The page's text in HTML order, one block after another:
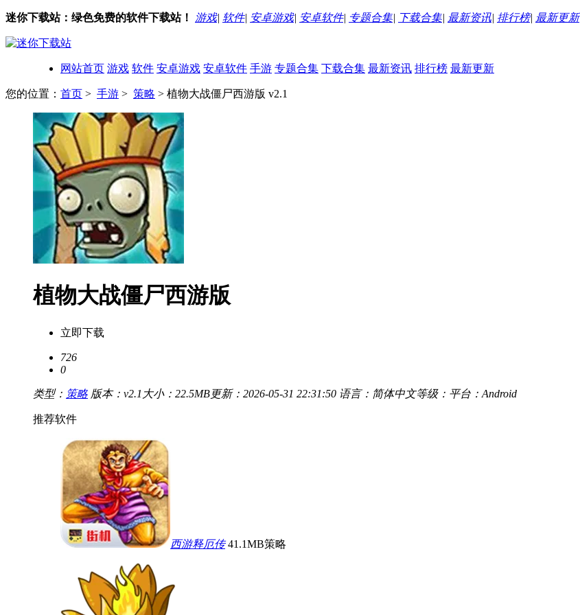
迷你下载站：绿色免费的软件下载站！ 游戏| 软件| 安卓游戏| 安卓软件| 专题合集| 下载合集| 最新资讯| 排行榜| 最新更新
网站首页 游戏 软件 安卓游戏 安卓软件 手游 专题合集 下载合集 最新资讯 排行榜 最新更新
您的位置： 首页 > 手游 > 策略 > 植物大战僵尸西游版 v2.1
植物大战僵尸西游版
立即下载
726
0
类型： 策略 版本：v2.1 大小：22.5MB更新：2026-05-31 22:31:50 语言：简体中文等级： 平台：Android
推荐软件
西游释厄传 41.1MB策略